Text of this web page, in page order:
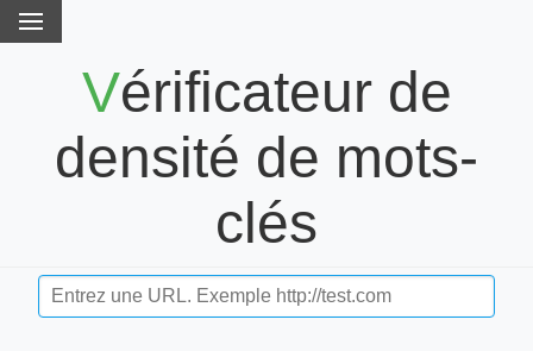
Vérificateur de
densité de mots-
clés